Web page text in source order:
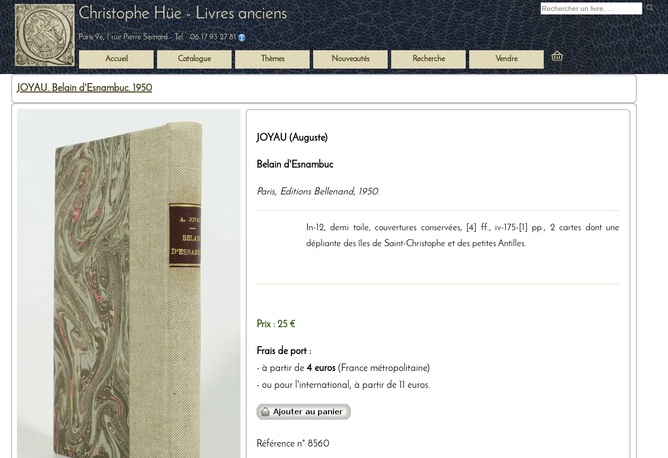
Christophe Hüe - Livres anciens
Paris 9e, 1 rue Pierre Semard- Tel. :06 17 93 27 81
Accueil Catalogue Thèmes Nouveautés Recherche Vendre
JOYAU. Belain d'Esnambuc. 1950
JOYAU (Auguste)
Belain d'Esnambuc
Paris, Editions Bellenand, 1950.
In-12, demi toile, couvertures conservées, [4] ff., iv-175-[1] pp., 2 cartes dont une
dépliante des îles de Saint-Christophe et des petites Antilles.
Prix : 25 €
Frais de port :
- à partir de 4 euros (France métropolitaine)
- ou pour l'international, à partir de 11 euros.
Référence n° 8560